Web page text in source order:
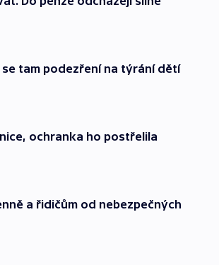
tam podezření na týrání dětí
ochranka ho postřelila
a řidičům od nebezpečných